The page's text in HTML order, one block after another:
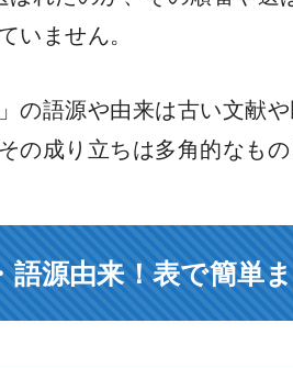
いません。
の語源や由来は古い文献
の成り立ちは多角的なもの
語源由来！表で簡単